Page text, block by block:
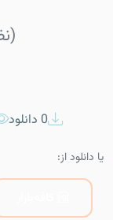
(0 نظر)
0 دانلود
یا دانلود از: